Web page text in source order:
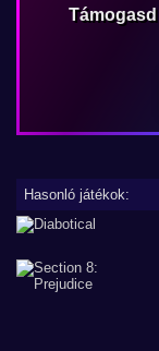
Hasonló játékok: